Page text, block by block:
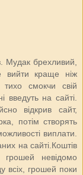
Мудак брехливий,
вийти краще ніж
смокчи свій
введуть на сайті.
відкрив сайт,
потім створять
виплати.
на сайті.Коштів
невідомо
всіх, грошей поки